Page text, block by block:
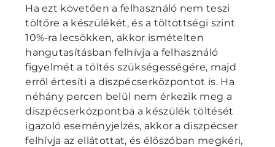
Ha ezt követően a felhasználó nem teszi
töltőre a készülékét, és a töltöttségi szint
10%-ra lecsökken, akkor ismételten
hangutasításban felhívja a felhasználó
figyelmét a töltés szükségességére, majd
erről értesíti a diszpécserközpontot is. Ha
néhány percen belül nem érkezik meg a
diszpécserközpontba a készülék töltését
igazoló eseményjelzés, akkor a diszpécser
felhívja az ellátottat, és élőszóban megkéri,